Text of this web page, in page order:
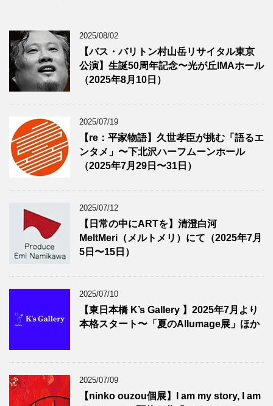
2025/08/02
【バス・バリトン村山岳リサイタル東京
公演】生誕50周年記念〜光が丘IMAホール
（2025年8月10日）
2025/07/19
【re：平家物語】久世孝臣が挑む「語るエ
ンタメ」〜下北沢ハーフムーンホール
（2025年7月29日〜31日）
2025/07/12
【日常の中にARTを】清澄白河
MeltMeri（メルトメリ）にて（2025年7月
5日〜15日）
2025/07/10
【東日本橋 K’s Gallery 】2025年7月より
本格スタート〜「夏のAllumage展」ほか
2025/07/09
【ninko ouzou個展】I am my story, I am